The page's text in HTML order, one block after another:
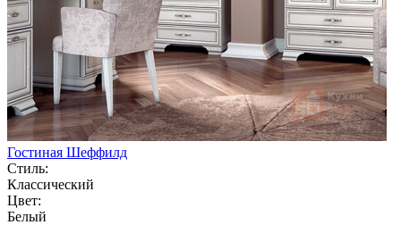
Гостиная Шеффилд
Стиль:
Классический
Цвет:
Белый